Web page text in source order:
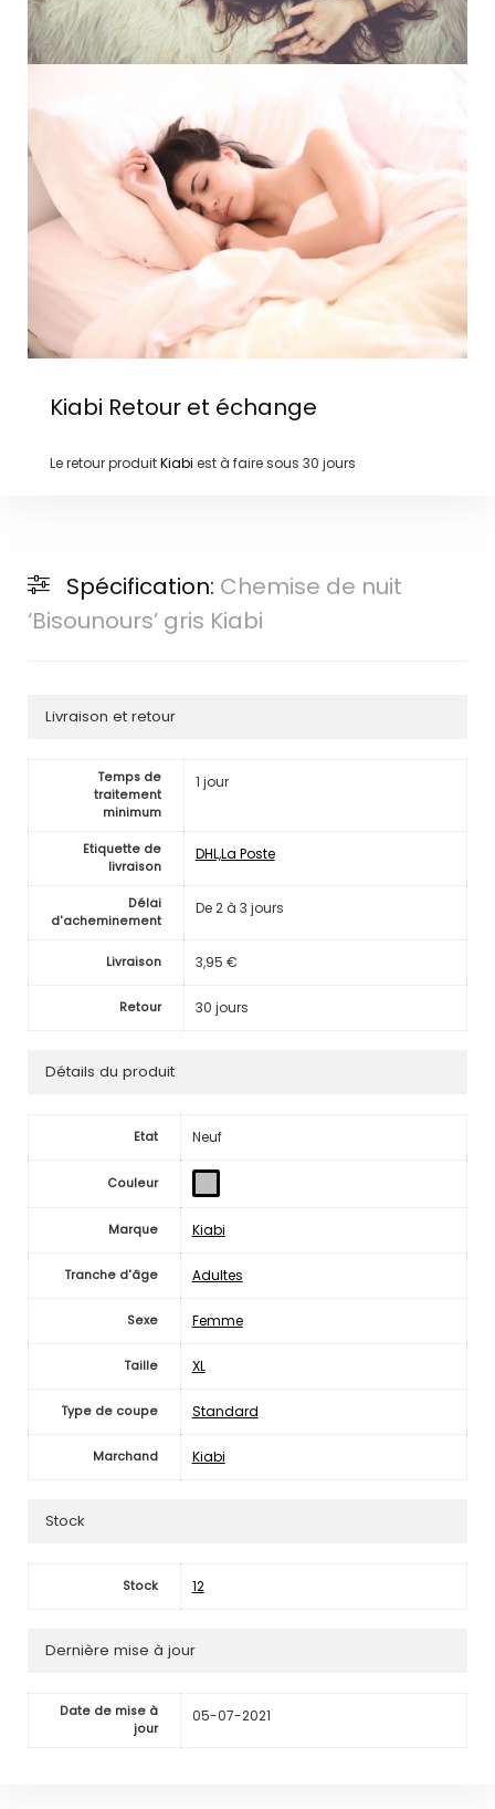
Kiabi Retour et échange
Le retour produitKiabi est à faire sous 30 jours
Spécification: Chemise de nuit
‘Bisounours’ gris Kiabi
Livraison et retour
Temps de
traitement
minimum
1 jour
Etiquette de
livraison
DHL,La Poste
Délai
d'acheminement
De 2 à 3 jours
Livraison 3,95 €
Retour 30 jours
Détails du produit
Etat Neuf
Couleur
Marque Kiabi
Tranche d'âge Adultes
Sexe Femme
Taille XL
Type de coupe Standard
Marchand Kiabi
Stock
Stock 12
Dernière mise à jour
Date de mise à
jour
05-07-2021